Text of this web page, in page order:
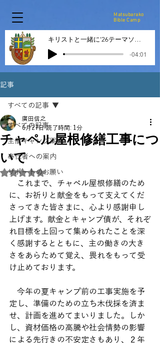
キリストと一緒に'26テーマソング
-04:01
Matsubarako
Bible Camp
記事
すべての記事
主催キャンプ案内
奉仕者への案内
サポートのお願い
すべての記事
チャペル屋根修繕工事につ
いて
廣田信之
6月27日 読了時間: 1分
5つ星のうちNaNと評価されています。
これまで、チャペル屋根修繕のため
に、お祈りと献金をもって支えてくだ
さってきた皆さまに、心より感謝申し
上げます。献金とキャンプ債が、それぞ
れ目標を上回って集められたことを深
く感謝するとともに、主の働きの大き
さをあらためて覚え、畏れをもって受
け止めております。
今年の夏キャンプ前の工事実施を予
定し、準備のための立ち木伐採を済ま
せ、計画を進めてまいりました。しか
し、資材価格の高騰や社会情勢の影響
による先行きの不安定さもあり、２年